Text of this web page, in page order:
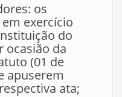
os
exercício
do
ocasião da
(01 de
apuserem
ata;